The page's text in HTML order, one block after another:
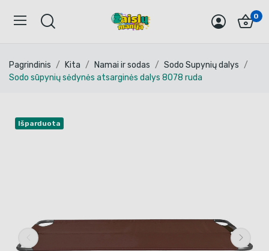
0
Pagrindinis Kita Namai ir sodas
Sodo Supynių dalys
Sodo sūpynių sėdynės atsarginės dalys 8078 ruda
Išparduota